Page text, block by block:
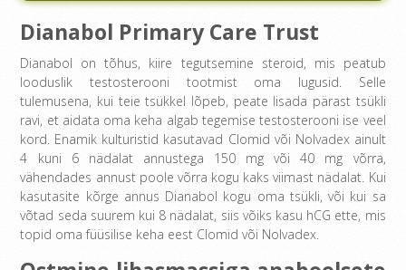
Dianabol Primary Care Trust
Dianabol on tõhus, kiire tegutsemine steroid, mis peatub
looduslik testosterooni tootmist oma lugusid. Selle
tulemusena, kui teie tsükkel lõpeb, peate lisada pärast tsükli
ravi, et aidata oma keha algab tegemise testosterooni ise veel
kord. Enamik kulturistid kasutavad Clomid või Nolvadex ainult
4 kuni 6 nädalat annustega 150 mg või 40 mg võrra,
vähendades annust poole võrra kogu kaks viimast nädalat. Kui
kasutasite kõrge annus Dianabol kogu oma tsükli, või kui sa
võtad seda suurem kui 8 nädalat, siis võiks kasu hCG ette, mis
topid oma füüsilise keha eest Clomid või Nolvadex.